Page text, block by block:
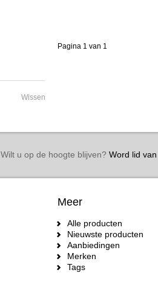
Pagina 1 van 1
Wissen
Wilt u op de hoogte blijven?Word lid van
Meer
Alle producten
Nieuwste producten
Aanbiedingen
Merken
Tags